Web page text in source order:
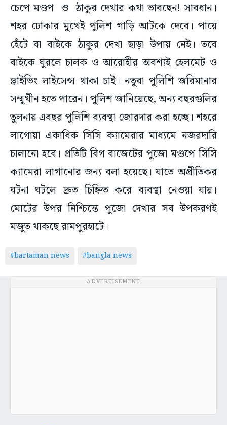
চেপে মণ্ডপ ও ঠাকুর দেখার কথা ভাবছেন! সাবধান।
শহর ঢোকার মুখেই পুলিশ গাড়ি আটকে দেবে। পায়ে
হেঁটে বা বাইকে ঠাকুর দেখা ছাড়া উপায় নেই। তবে
বাইকে ঘুরলে চালক ও আরোহীর অবশ্যই হেলমেট ও
ড্রাইভিং লাইসেন্স থাকা চাই। নতুবা পুলিশি জরিমানার
সম্মুখীন হতে পারেন। পুলিশ জানিয়েছে, অন্য বছরগুলির
তুলনায় এবছর পুলিশি ব্যবস্থা জোরদার করা হচ্ছে। শহরে
লাগোয়া একাধিক সিসি ক্যামেরার মাধ্যমে নজরদারি
চালানো হবে। প্রতিটি বিগ বাজেটের পুজো মণ্ডপে সিসি
ক্যামেরা লাগানোর জন্য বলা হয়েছে। যাতে অপ্রীতিকর
ঘটনা ঘটলে দ্রুত চিহ্নিত করে ব্যবস্থা নেওয়া যায়।
মোটের উপর নিশ্চিন্তে পুজো দেখার সব উপকরণই
মজুত থাকছে রামপুরহাটে।
#bartaman news #bangla news
ADVERTISEMENT